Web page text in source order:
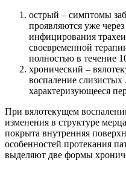
острый – симптомы
проявляются уже
инфицирования
своевременной
полностью в течение
хронический –
воспаление
характеризующееся
При вялотекущем
изменения в структуре
покрыта внутренняя
особенностей протекания
выделяют две формы